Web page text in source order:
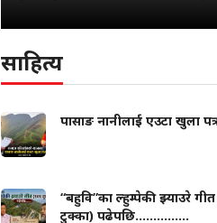
साहित्य
पासाङ नानीलाई एउटा खुला
“बहुवि”का ल्हुम्पेकी झ्याउरे
टुक्का) पढेपछि...............